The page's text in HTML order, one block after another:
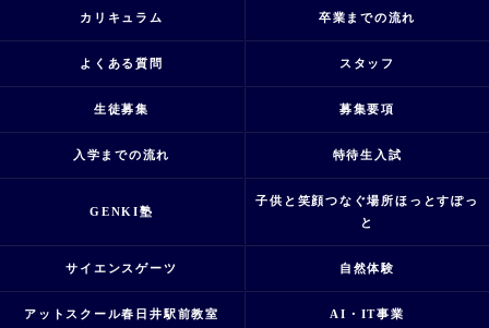
カリキュラム 卒業までの流れ
よくある質問 スタッフ
生徒募集 募集要項
入学までの流れ 特待生入試
GENKI塾
子供と笑顔つなぐ場所ほっとすぽっ
と
サイエンスゲーツ 自然体験
アットスクール春日井駅前教室 AI・IT事業